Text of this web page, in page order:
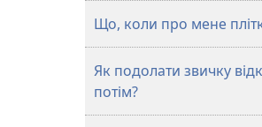
Що, коли про мене
Як подолати звичку
потім?